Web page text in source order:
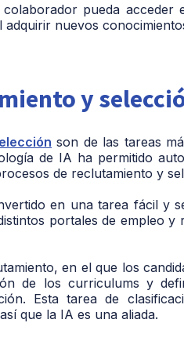
pueda
nuevos
y
son de las tareas
de IA ha permitido
de reclutamiento y
en una tarea fácil y
portales de empleo y
en el que los
de los curriculums y
Esta tarea de
que la IA es una aliada.